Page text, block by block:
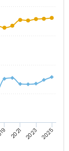
2021 2023 2025